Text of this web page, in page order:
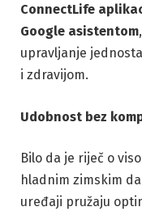
ConnectLife
Google asistentom
upravljanje
i zdravijom.
Udobnost bez
Bilo da je riječ o
hladnim zimskim
uređaji pružaju